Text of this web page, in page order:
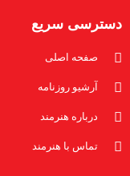
دسترسی سریع
صفحه اصلی
آرشیو روزنامه
درباره هنرمند
تماس با هنرمند